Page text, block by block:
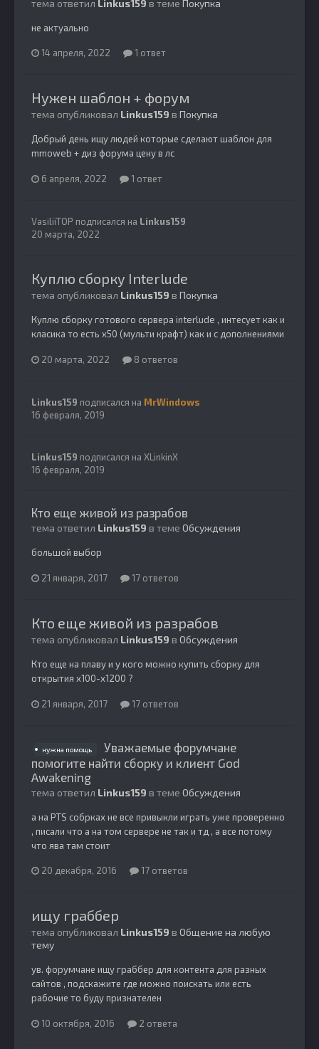
тема ответил Linkus159 в теме Покупка
не актуально
14 апреля, 2022 1 ответ
Нужен шаблон + форум
тема опубликовал Linkus159 в Покупка
Добрый день ищу людей которые сделают шаблон для
mmoweb + диз форума цену в лс
6 апреля, 2022 1 ответ
VasiliiTOP подписался на Linkus159
20 марта, 2022
Куплю сборку Interlude
тема опубликовал Linkus159 в Покупка
Куплю сборку готового сервера interlude , интесует как и
класика то есть х50 (мульти крафт) как и с дополнениями
20 марта, 2022 8 ответов
Linkus159 подписался на MrWindows
16 февраля, 2019
Linkus159 подписался на XLinkinX
16 февраля, 2019
Кто еще живой из разрабов
тема ответил Linkus159 в теме Обсуждения
большой выбор
21 января, 2017 17 ответов
Кто еще живой из разрабов
тема опубликовал Linkus159 в Обсуждения
Кто еще на плаву и у кого можно купить сборку для
открытия х100-х1200 ?
21 января, 2017 17 ответов
нужна помощь
Уважаемые форумчане
помогите найти сборку и клиент God
Awakening
тема ответил Linkus159 в теме Обсуждения
а на PTS собрках не все привыкли играть уже проверенно
, писали что а на том сервере не так и тд , а все потому
что ява там стоит
20 декабря, 2016 17 ответов
ищу граббер
тема опубликовал Linkus159 в Общение на любую
тему
ув. форумчане ищу граббер для контента для разных
сайтов , подскажите где можно поискать или есть
рабочие то буду признателен
10 октября, 2016 2 ответа